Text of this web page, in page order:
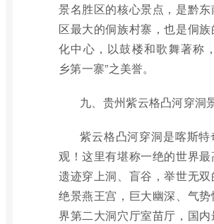
景名胜区的核心景点，是黔
区最大的侗族村寨，也是侗
化中心，以鼓楼和歌舞著称
乡第一寨”之美誉。
九、贵州紫云格凸河穿洞
紫云格凸河穿洞是喀斯
观！这里有堪称一绝的世界
遗迹穿上洞、盲谷，举世无
绝景燕王宫，巨大幽深、气
界第二大洞穴厅室苗厅，国